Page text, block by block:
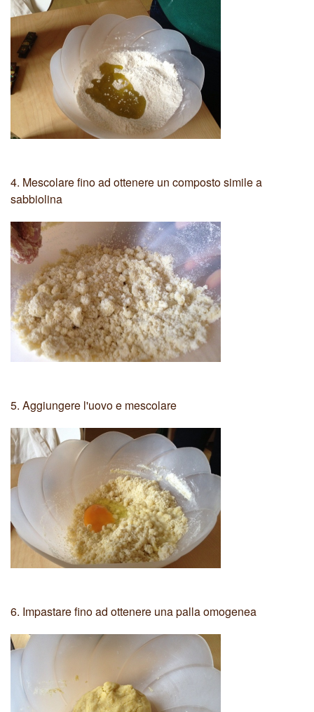
4. Mescolare fino ad ottenere un composto simile a
sabbiolina
5. Aggiungere l'uovo e mescolare
6. Impastare fino ad ottenere una palla omogenea